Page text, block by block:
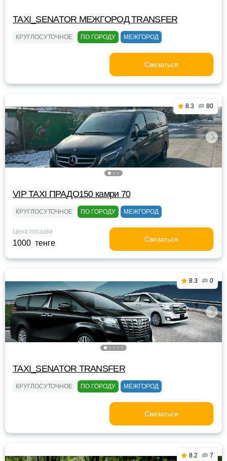
TAXI_SENATOR МЕЖГОРОД TRANSFER
КРУГЛОСУТОЧНОЕ ПО ГОРОДУ МЕЖГОРОД
Связаться
8.3 80
VIP TAXI ПРАДО150 камри 70
КРУГЛОСУТОЧНОЕ ПО ГОРОДУ МЕЖГОРОД
Цена посадки
1000 тенге Связаться
8.3 0
TAXI_SENATOR TRANSFER
КРУГЛОСУТОЧНОЕ ПО ГОРОДУ МЕЖГОРОД
Связаться
8.2 7